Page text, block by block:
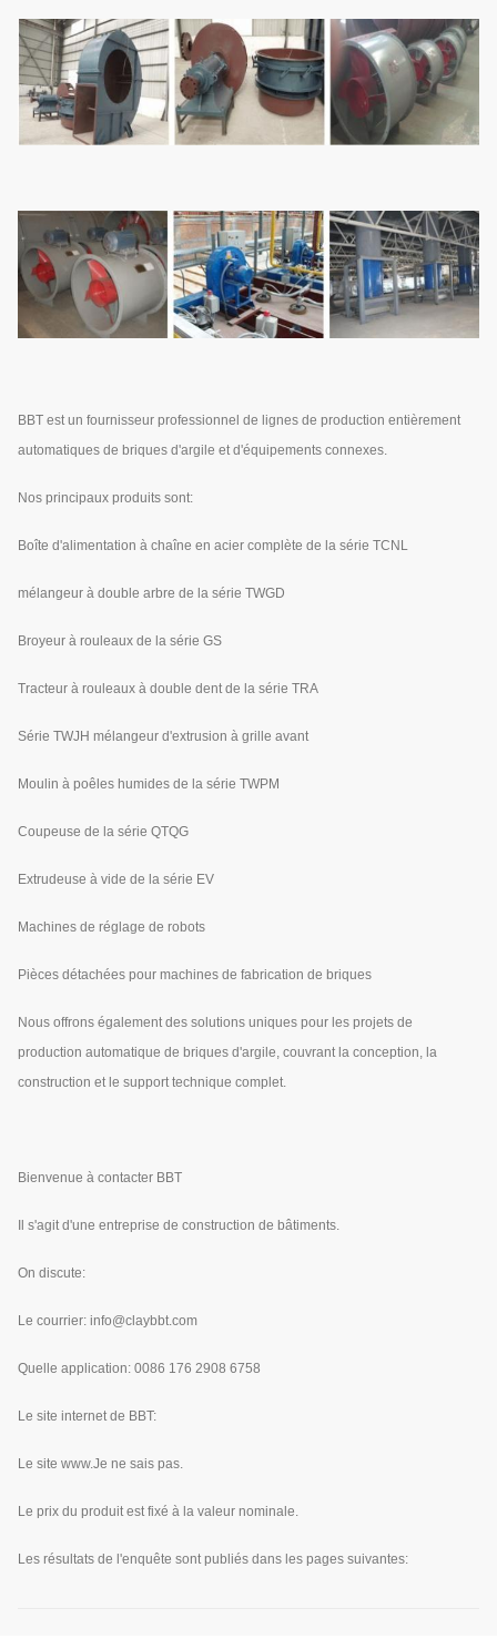
BBT est un fournisseur professionnel de lignes de production entièrement
automatiques de briques d'argile et d'équipements connexes.
Nos principaux produits sont:
Boîte d'alimentation à chaîne en acier complète de la série TCNL
mélangeur à double arbre de la série TWGD
Broyeur à rouleaux de la série GS
Tracteur à rouleaux à double dent de la série TRA
Série TWJH mélangeur d'extrusion à grille avant
Moulin à poêles humides de la série TWPM
Coupeuse de la série QTQG
Extrudeuse à vide de la série EV
Machines de réglage de robots
Pièces détachées pour machines de fabrication de briques
Nous offrons également des solutions uniques pour les projets de
production automatique de briques d'argile, couvrant la conception, la
construction et le support technique complet.
Bienvenue à contacter BBT
Il s'agit d'une entreprise de construction de bâtiments.
On discute:
Le courrier: info@claybbt.com
Quelle application: 0086 176 2908 6758
Le site internet de BBT:
Le site www.Je ne sais pas.
Le prix du produit est fixé à la valeur nominale.
Les résultats de l'enquête sont publiés dans les pages suivantes: